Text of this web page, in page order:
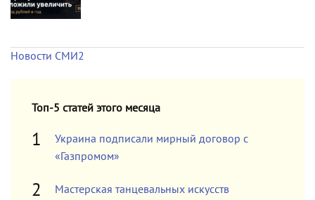
Новости СМИ2
Топ-5 статей этого месяца
Украина подписали мирный договор с
«Газпромом»
Мастерская танцевальных искусств